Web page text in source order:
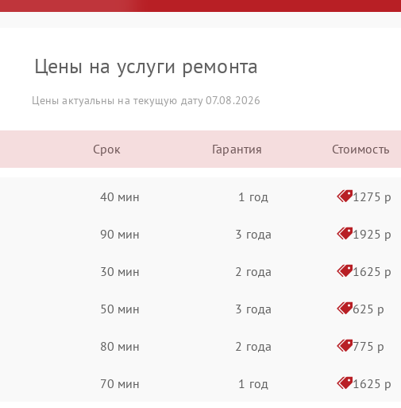
Цены на услуги ремонта
Цены актуальны на текущую дату 07.08.2026
Срок Гарантия Стоимость
40 мин 1 год 1275 р
90 мин 3 года 1925 р
30 мин 2 года 1625 р
50 мин 3 года 625 р
80 мин 2 года 775 р
70 мин 1 год 1625 р